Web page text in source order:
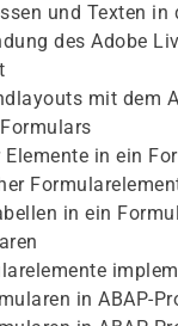
und Texten in
des Adobe
mit dem
in ein
in ein
in ABAP-